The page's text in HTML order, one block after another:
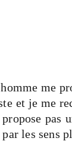
me
et je me
les sens